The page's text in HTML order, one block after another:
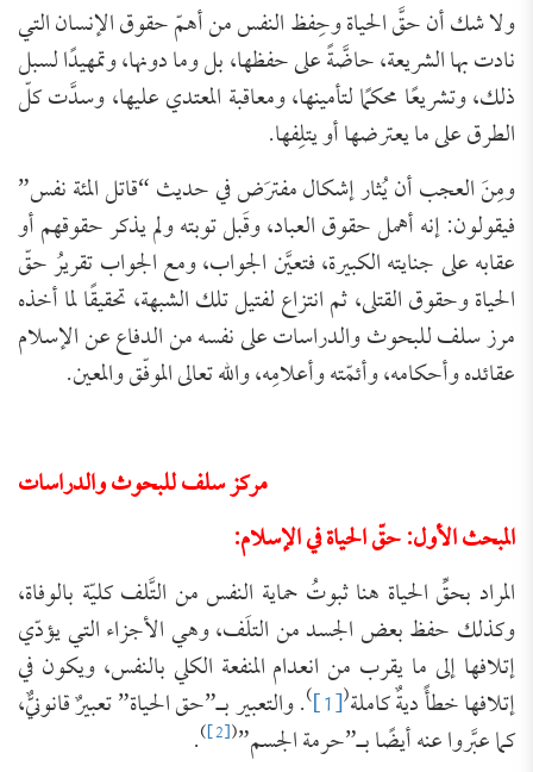
ولا شك أن حقَّ الحياة وحِفظ النفس من أهمّ حقوق الإنسان التي
نادت بها الشريعة، حاضَّةً على حفظها، بل وما دونها، وتمهيدًا لسبل
ذلك، وتشريعًا محكمًا لتأمينها، ومعاقبة المعتدي عليها، وسدَّت كلّ
الطرق على ما يعترضها أو يتلِفها.
ومِنَ العجب أن يُثار إشكال مفترَض في حديث “قاتل المئة نفس”
فيقولون: إنه أهمل حقوق العباد، وقَبل توبته ولم يذكر حقوقهم أو
عقابه على جنايته الكبيرة، فتعيَّن الجواب، ومع الجواب تقريرُ حقّ
الحياة وحقوق القتلى، ثم انتزاع لفتيل تلك الشبهة، تحقيقًا لما أخذه
مرز سلف للبحوث والدراسات على نفسه من الدفاع عن الإسلام
عقائده وأحكامه، وأئمّته وأعلامِه، والله تعالى الموفّق والمعين.
مركز سلف للبحوث والدراسات
المبحث الأول: حقّ الحياة في الإسلام:
المراد بحقِّ الحياة هنا ثبوتُ حماية النفس من التَّلف كليّة بالوفاة،
وكذلك حفظ بعض الجسد من التلَف، وهي الأجزاء التي يؤدّي
إتلافها إلى ما يقرب من انعدام المنفعة الكلي بالنفس، ويكون في
إتلافها خطأً ديةٌ كاملة(
[1]
). والتعبير بـ”حق الحياة” تعبيرٌ قانونيٌّ،
كما عبَّروا عنه أيضًا بـ”حرمة الجسم”(
[2]
)
.